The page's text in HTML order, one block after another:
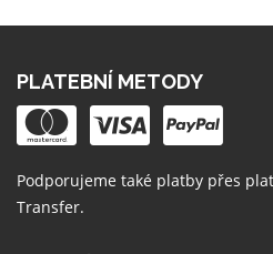
PLATEBNÍ METODY
Podporujeme také platby přes
Transfer.